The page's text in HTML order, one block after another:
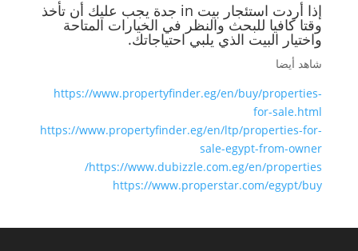
إذا أردت استئجار بيت in جدة يجب عليك أن تأخذ
وقتا كافيا للبحث والنظر في الخيارات المتاحة
واختيار البيت الذي يلبي احتياجاتك.
شاهد أيضا
https://www.propertyfinder.eg/en/buy/properties-
for-sale.html
https://www.propertyfinder.eg/en/ltp/properties-for-
sale-egypt-from-owner
https://www.dubizzle.com.eg/en/properties/
https://www.properstar.com/egypt/buy